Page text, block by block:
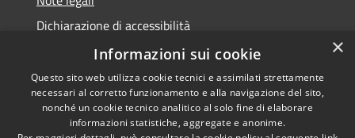
Dichiarazione di accessibilità
Informative Privacy
RSS Copyright © 2026 • Comune di
×
Informazioni sui cookie
Questo sito web utilizza cookie tecnici e assimilati strettamente
necessari al corretto funzionamento e alla navigazione del sito,
nonché un cookie tecnico analitico al solo fine di elaborare
informazioni statistiche, aggregate e anonime.